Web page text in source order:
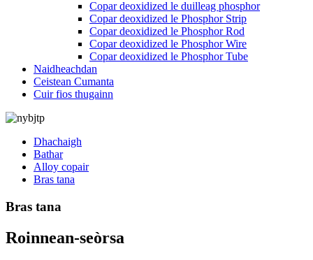
Copar deoxidized le duilleag phosphor
Copar deoxidized le Phosphor Strip
Copar deoxidized le Phosphor Rod
Copar deoxidized le Phosphor Wire
Copar deoxidized le Phosphor Tube
Naidheachdan
Ceistean Cumanta
Cuir fios thugainn
Dhachaigh
Bathar
Alloy copair
Bras tana
Bras tana
Roinnean-seòrsa